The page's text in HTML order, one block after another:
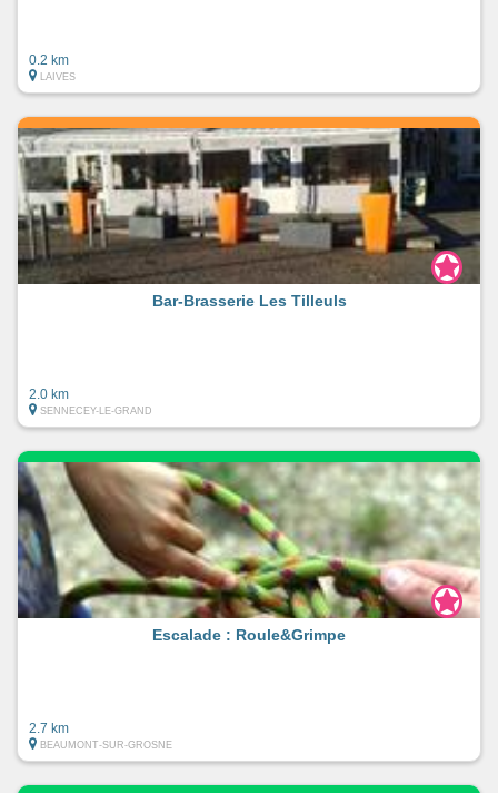
0.2 km
LAIVES
Bar-Brasserie Les Tilleuls
2.0 km
SENNECEY-LE-GRAND
Escalade : Roule&Grimpe
2.7 km
BEAUMONT-SUR-GROSNE